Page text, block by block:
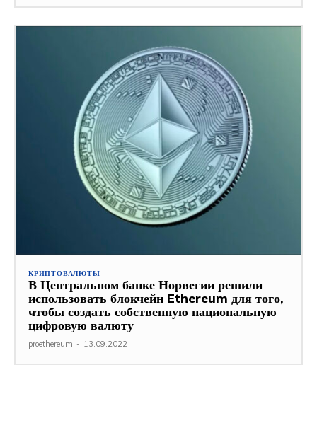
КРИПТОВАЛЮТЫ
В Центральном банке Норвегии решили
использовать блокчейн Ethereum для того,
чтобы создать собственную национальную
цифровую валюту
proethereum - 13.09.2022